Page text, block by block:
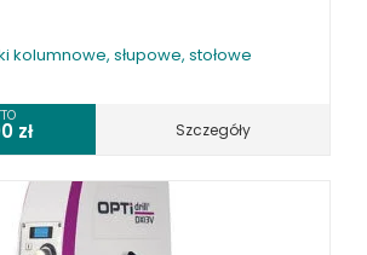
kolumnowe, słupowe, stołowe
zł Szczegóły